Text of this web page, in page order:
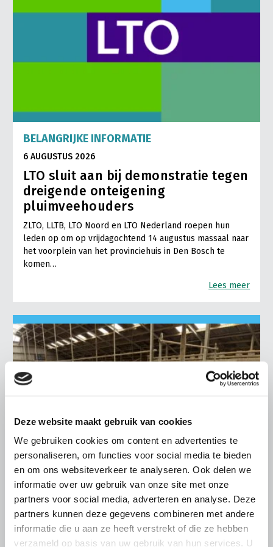
Deze website maakt gebruik van cookies
We gebruiken cookies om content en advertenties te
personaliseren, om functies voor social media te bieden
en om ons websiteverkeer te analyseren. Ook delen we
informatie over uw gebruik van onze site met onze
partners voor social media, adverteren en analyse. Deze
partners kunnen deze gegevens combineren met andere
informatie die u aan ze heeft verstrekt of die ze hebben
verzameld op basis van uw gebruik van hun services. U
BELANGRIJKE INFORMATIE
6 AUGUSTUS 2026
LTO sluit aan bij demonstratie tegen
dreigende onteigening
pluimveehouders
ZLTO, LLTB, LTO Noord en LTO Nederland roepen hun
leden op om op vrijdagochtend 14 augustus massaal naar
het voorplein van het provinciehuis in Den Bosch te
komen…
Lees meer
LTO LOBBY
6 AUGUSTUS 2026